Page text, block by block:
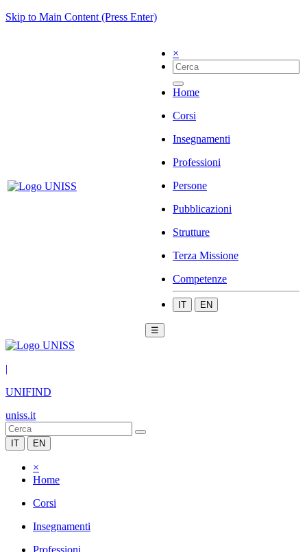
Skip to Main Content (Press Enter)
×
Home
Corsi
Insegnamenti
Professioni
Persone
Pubblicazioni
Strutture
Terza Missione
Competenze
IT EN
☰
|
UNIFIND
uniss.it
IT EN
×
Home
Corsi
Insegnamenti
Professioni